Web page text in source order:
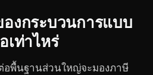
งกระบวนการแบบ
เท่าไหร่
อพื้นฐานส่วนใหญ่จะมองภาษี